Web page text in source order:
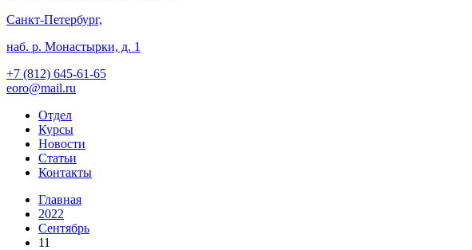
Санкт-Петербург,
наб. р. Монастырки, д. 1
+7 (812) 645-61-65
eoro@mail.ru
Отдел
Курсы
Новости
Статьи
Контакты
Главная
2022
Сентябрь
11